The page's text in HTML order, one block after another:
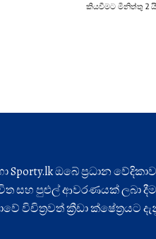
කියවීමට මිනිත්තු 2 යි
Sporty.lk ඔබේ ප්‍රධාන
සහ පුළුල් ආවරණයක් ලබා
විචිත්‍රවත් ක්‍රීඩා